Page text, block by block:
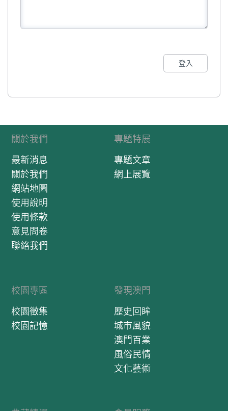
登入
關於我們
最新消息
關於我們
網站地圖
使用說明
使用條款
意見問卷
聯絡我們
專題特展
專題文章
網上展覽
校園專區
校園徵集
校園記憶
發現澳門
歷史回眸
城市風貌
澳門百業
風俗民情
文化藝術